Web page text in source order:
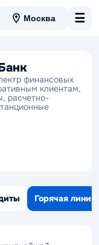
Москва ☰
финансовых
клиентам,
расчетно-
Горячая линия